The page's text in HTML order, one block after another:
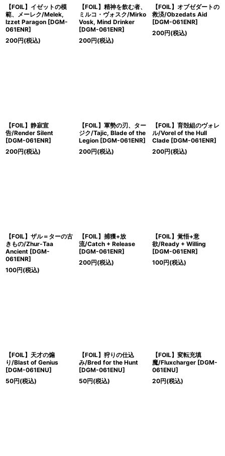
【FOIL】イゼットの模
範、メーレク/Melek,
Izzet Paragon [DGM-
061ENR]
200円(税込)
【FOIL】精神を飲む者、
ミルコ・ヴォスク/Mirko
Vosk, Mind Drinker
[DGM-061ENR]
200円(税込)
【FOIL】オブゼダートの
救済/Obzedats Aid
[DGM-061ENR]
200円(税込)
【FOIL】静寂宣
告/Render Silent
[DGM-061ENR]
200円(税込)
【FOIL】軍勢の刃、ター
ジク/Tajic, Blade of the
Legion [DGM-061ENR]
200円(税込)
【FOIL】育殻組のヴォレ
ル/Vorel of the Hull
Clade [DGM-061ENR]
200円(税込)
【FOIL】ザル＝ターの古
きもの/Zhur-Taa
Ancient [DGM-
061ENR]
100円(税込)
【FOIL】捕獲+放
流/Catch + Release
[DGM-061ENR]
200円(税込)
【FOIL】覚悟+意
欲/Ready + Willing
[DGM-061ENR]
100円(税込)
【FOIL】天才の煽
り/Blast of Genius
[DGM-061ENU]
50円(税込)
【FOIL】狩りの仕込
み/Bred for the Hunt
[DGM-061ENU]
50円(税込)
【FOIL】変転充填
魔/Fluxcharger [DGM-
061ENU]
20円(税込)